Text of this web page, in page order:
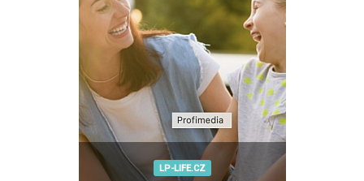
LP-LIFE.CZ